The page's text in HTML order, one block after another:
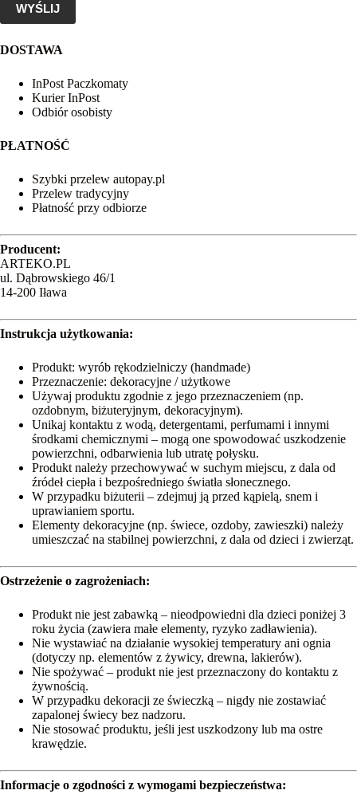
WYŚLIJ
DOSTAWA
InPost Paczkomaty
Kurier InPost
Odbiór osobisty
PŁATNOŚĆ
Szybki przelew autopay.pl
Przelew tradycyjny
Płatność przy odbiorze
Producent:
ARTEKO.PL
ul. Dąbrowskiego 46/1
14-200 Iława
Instrukcja użytkowania:
Produkt: wyrób rękodzielniczy (handmade)
Przeznaczenie: dekoracyjne / użytkowe
Używaj produktu zgodnie z jego przeznaczeniem (np.
ozdobnym, biżuteryjnym, dekoracyjnym).
Unikaj kontaktu z wodą, detergentami, perfumami i innymi
środkami chemicznymi – mogą one spowodować uszkodzenie
powierzchni, odbarwienia lub utratę połysku.
Produkt należy przechowywać w suchym miejscu, z dala od
źródeł ciepła i bezpośredniego światła słonecznego.
W przypadku biżuterii – zdejmuj ją przed kąpielą, snem i
uprawianiem sportu.
Elementy dekoracyjne (np. świece, ozdoby, zawieszki) należy
umieszczać na stabilnej powierzchni, z dala od dzieci i zwierząt.
Ostrzeżenie o zagrożeniach:
Produkt nie jest zabawką – nieodpowiedni dla dzieci poniżej 3
roku życia (zawiera małe elementy, ryzyko zadławienia).
Nie wystawiać na działanie wysokiej temperatury ani ognia
(dotyczy np. elementów z żywicy, drewna, lakierów).
Nie spożywać – produkt nie jest przeznaczony do kontaktu z
żywnością.
W przypadku dekoracji ze świeczką – nigdy nie zostawiać
zapalonej świecy bez nadzoru.
Nie stosować produktu, jeśli jest uszkodzony lub ma ostre
krawędzie.
Informacje o zgodności z wymogami bezpieczeństwa: